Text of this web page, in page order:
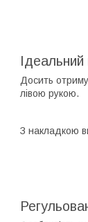
Ідеальний
Досить
лівою рукою.
З накладкою